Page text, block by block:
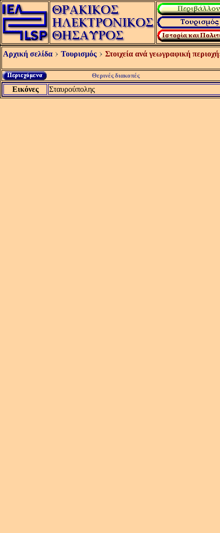
Αρχική σελίδα Τουρισμός Στοιχεία ανά γεωγραφική
Θερινές διακοπές
Εικόνες Σταυρούπολης